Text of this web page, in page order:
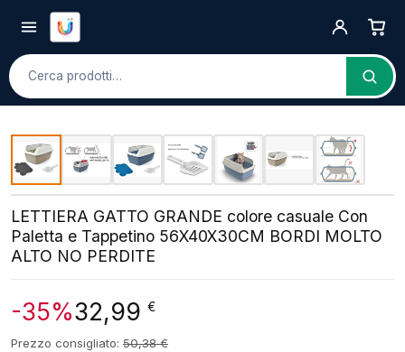
Cerca
LETTIERA GATTO GRANDE colore casuale Con
Paletta e Tappetino 56X40X30CM BORDI MOLTO
ALTO NO PERDITE
-35%32,99 €
Prezzo consigliato: 50,38€